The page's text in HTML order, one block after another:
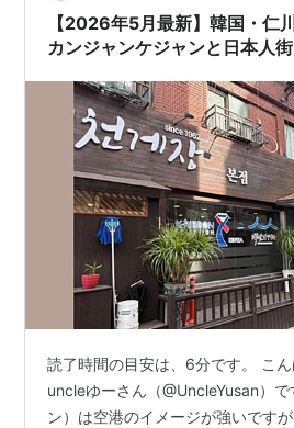
ン」 記事内でも ご紹介した通り、
【2026年5月最新】韓国・
カンジャンケジャンと日本人
読了時間の目安は、6分です。 こ
uncleゆーさん（@UncleYusan）
ン）は空港のイメージが強いです